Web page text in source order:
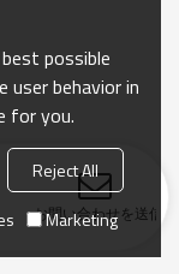
お問い合わせを送信
possible
user behavior in
for you.
Reject All
Marketing